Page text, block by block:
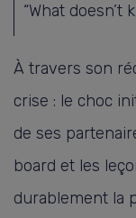
“What doesn’t
À travers son
crise : le choc
de ses
board et les
durablement la